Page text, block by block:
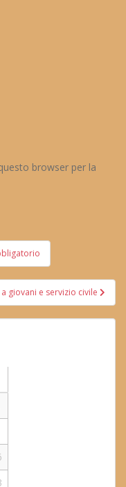
browser per la
giovani e servizio civile